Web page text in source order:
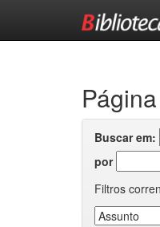
Buscar em:
por
Filtros